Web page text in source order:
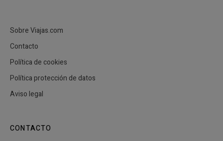
Sobre Viajas.com
Contacto
Política de cookies
Política protección de datos
Aviso legal
CONTACTO